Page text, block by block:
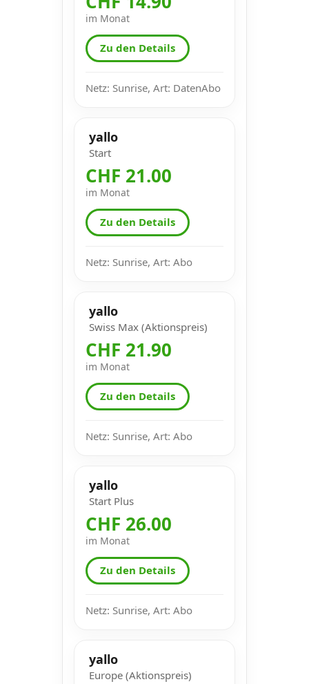
im Monat
Zu den Details
Netz: Sunrise, Art: DatenAbo
yallo
Start
CHF 21.00
im Monat
Zu den Details
Netz: Sunrise, Art: Abo
yallo
Swiss Max (Aktionspreis)
CHF 21.90
im Monat
Zu den Details
Netz: Sunrise, Art: Abo
yallo
Start Plus
CHF 26.00
im Monat
Zu den Details
Netz: Sunrise, Art: Abo
yallo
Europe (Aktionspreis)